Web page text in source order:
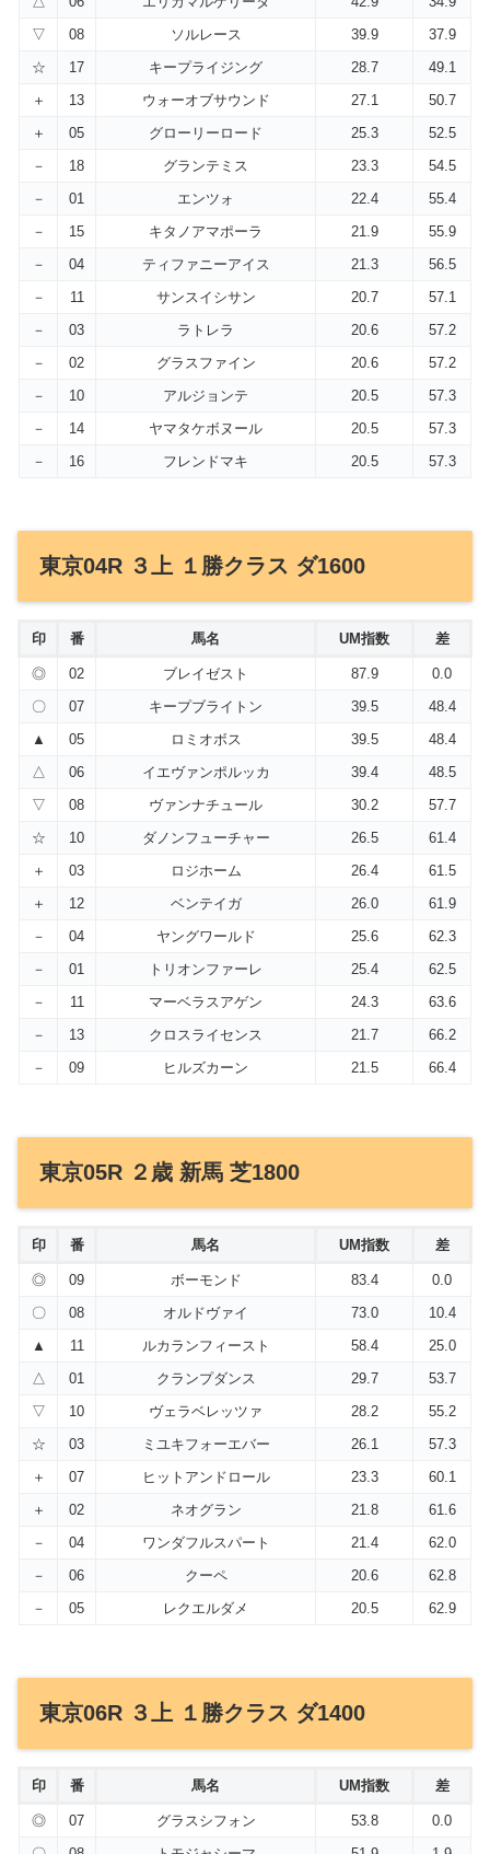
▽
08 ソルレース 39.9
37.9
☆
17 キープライジング 28.7
49.1
＋
13 ウォーオブサウンド 27.1
50.7
＋
05 グローリーロード 25.3
52.5
－
18 グランテミス 23.3
54.5
－
01 エンツォ 22.4
55.4
－
15 キタノアマポーラ 21.9
55.9
－
04 ティファニーアイス 21.3
56.5
－
11 サンスイシサン 20.7
57.1
－
03 ラトレラ 20.6
57.2
－
02 グラスファイン 20.6
57.2
－
10 アルジョンテ 20.5
57.3
－
14 ヤマタケボヌール 20.5
57.3
－
16 フレンドマキ 20.5 57.3
東京04R ３上 １勝クラス ダ1600
印 番 馬名 UM指数 差
◎ 02 ブレイゼスト 87.9
0.0
〇
07 キープブライトン 39.5
48.4
▲
05 ロミオボス 39.5
48.4
△
06 イエヴァンポルッカ 39.4
48.5
▽
08 ヴァンナチュール 30.2
57.7
☆
10 ダノンフューチャー 26.5
61.4
＋
03 ロジホーム 26.4
61.5
＋
12 ベンテイガ 26.0
61.9
－
04 ヤングワールド 25.6
62.3
－
01 トリオンファーレ 25.4
62.5
－
11 マーベラスアゲン 24.3
63.6
－
13 クロスライセンス 21.7
66.2
－
09 ヒルズカーン 21.5 66.4
東京05R ２歳 新馬 芝1800
印 番 馬名 UM指数 差
◎ 09 ボーモンド 83.4
0.0
〇
08 オルドヴァイ 73.0
10.4
▲
11 ルカランフィースト 58.4
25.0
△
01 クランプダンス 29.7
53.7
▽
10 ヴェラベレッツァ 28.2
55.2
☆
03 ミユキフォーエバー 26.1
57.3
＋
07 ヒットアンドロール 23.3
60.1
＋
02 ネオグラン 21.8
61.6
－
04 ワンダフルスパート 21.4
62.0
－
06 クーペ 20.6
62.8
－
05 レクエルダメ 20.5 62.9
東京06R ３上 １勝クラス ダ1400
印 番 馬名 UM指数 差
◎ 07 グラスシフォン 53.8
0.0